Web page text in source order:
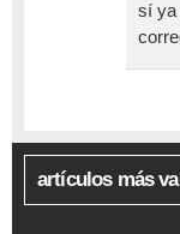
sí ya
artículos más